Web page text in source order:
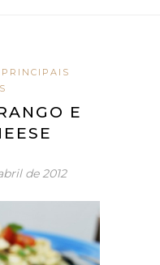
PRINCIPAIS
E
de 2012